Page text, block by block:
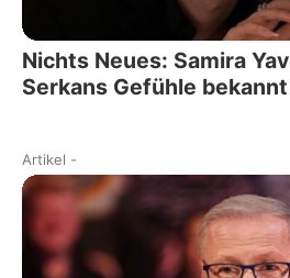
Nichts Neues: Samira
Serkans Gefühle bekannt
Artikel -